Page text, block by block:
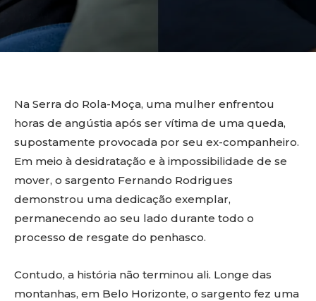
Na Serra do Rola-Moça, uma mulher enfrentou
horas de angústia após ser vítima de uma queda,
supostamente provocada por seu ex-companheiro.
Em meio à desidratação e à impossibilidade de se
mover, o sargento Fernando Rodrigues
demonstrou uma dedicação exemplar,
permanecendo ao seu lado durante todo o
processo de resgate do penhasco.
Contudo, a história não terminou ali. Longe das
montanhas, em Belo Horizonte, o sargento fez uma